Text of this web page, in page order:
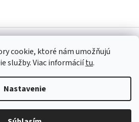
cookie, ktoré nám umožňujú
služby.Viac informáciítu.
Nastavenie
oblečenie. Všetky práva vyhradené.